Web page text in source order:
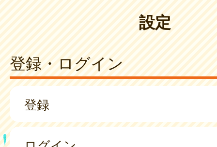
設定
登録・ログイン
登録